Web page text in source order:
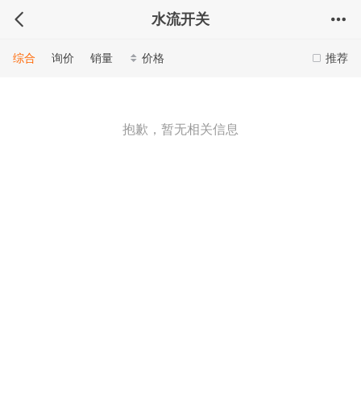
水流开关
推荐
综合 询价 销量 价格
抱歉，暂无相关信息